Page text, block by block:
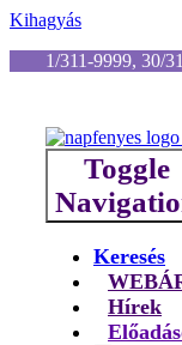
Kihagyás
1/311-9999, 30/
Toggle
Keresés
Hírek